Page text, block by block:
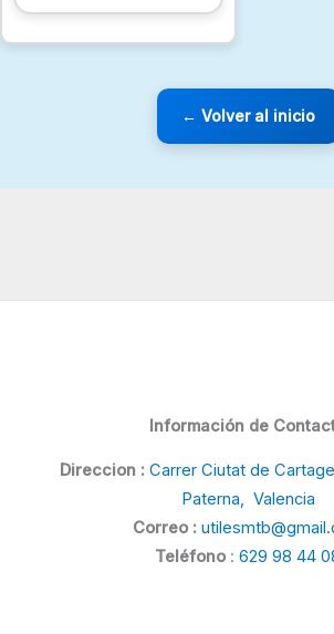
← Volver al inicio
Información de
Direccion : Carrer Ciutat de
Paterna, Valencia
Correo :
Teléfono : 629 98 44